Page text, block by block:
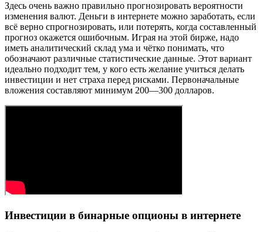
Здесь очень важно правильно прогнозировать вероятности
изменения валют. Деньги в интернете можно заработать, если
всё верно спрогнозировать, или потерять, когда составленный
прогноз окажется ошибочным. Играя на этой бирже, надо
иметь аналитический склад ума и чётко понимать, что
обозначают различные статистические данные. Этот вариант
идеально подходит тем, у кого есть желание учиться делать
инвестиции и нет страха перед рисками. Первоначальные
вложения составляют минимум 200—300 долларов.
Инвестиции в бинарные опционы в интернете